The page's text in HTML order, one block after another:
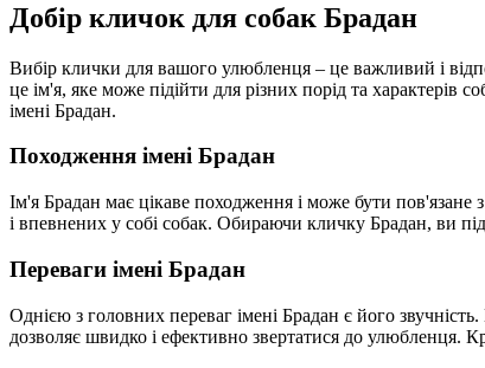
Добір кличок для собак Брадан
Вибір клички для вашого улюбленця – це важливий і
це ім'я, яке може підійти для різних порід та
імені Брадан.
Походження імені Брадан
Ім'я Брадан має цікаве походження і може бути
і впевнених у собі собак. Обираючи кличку Брадан, ви
Переваги імені Брадан
Однією з головних переваг імені Брадан є його
дозволяє швидко і ефективно звертатися до улюбленця.